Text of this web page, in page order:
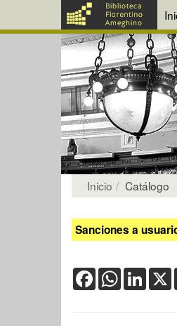
Inicio Catálogo
Sanciones a
FacebookWhatsAppX